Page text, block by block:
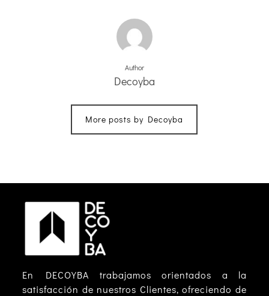
Author
Decoyba
More posts by Decoyba
En DECOYBA trabajamos orientados a la
satisfacción de nuestros Clientes, ofreciendo de